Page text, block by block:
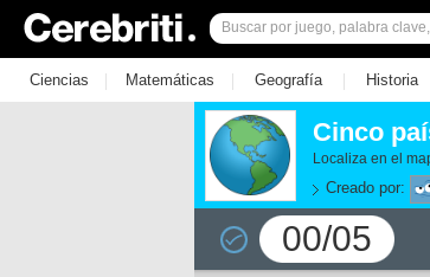
Ciencias | Matemáticas | Geografía | Historia
Cinco
Localiza en el
Creado por:
00/05